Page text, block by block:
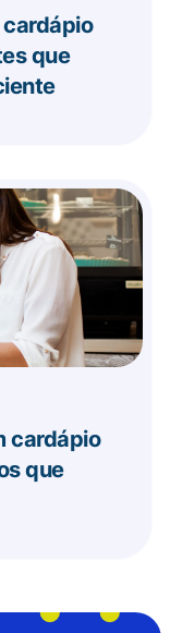
que
cardápio
que